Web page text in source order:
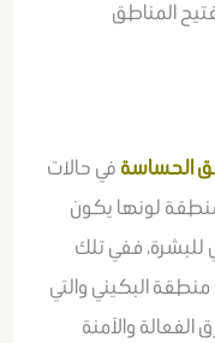
المناطق
الحساسة في حالات
لونها يكون
للبشرة، ففي تلك
البكيني والتي
الفعالة والآمنة